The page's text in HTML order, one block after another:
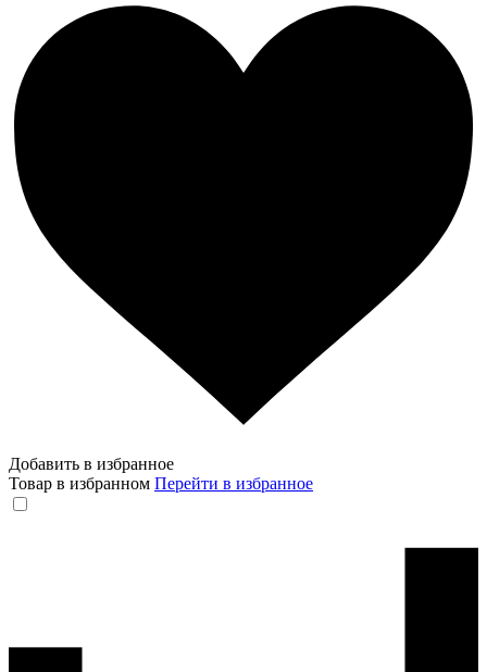
Добавить в избранное
Товар в избранном Перейти в избранное